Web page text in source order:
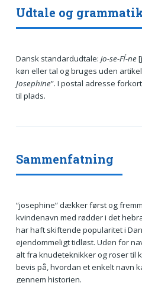
Udtale og
Dansk standardudtale: jo-se-FÍ-ne
køn eller tal og bruges uden
Josephine”. I postal adresse
til plads.
Sammenfatning
“josephine” dækker først og
kvindenavn med rødder i det
har haft skiftende popularitet i
ejendommeligt tidløst. Uden for
alt fra knudeteknikker og roser til
bevis på, hvordan et enkelt navn
gennem historien.